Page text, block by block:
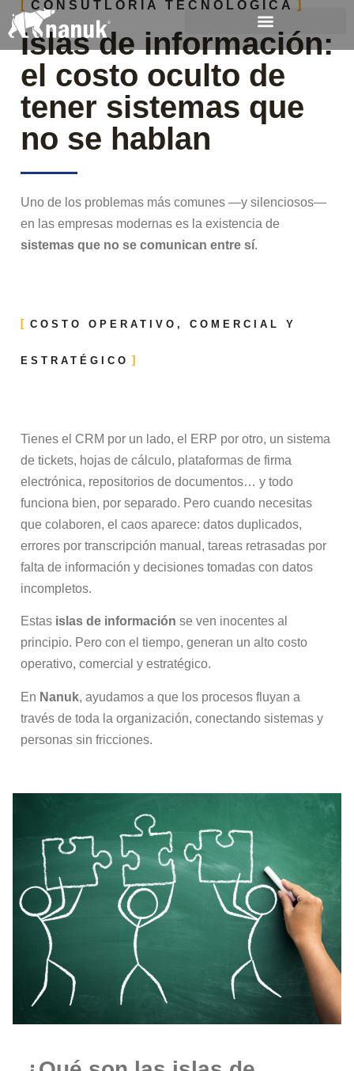
CONSUTLORÍA TECNOLÓGICA
Islas de información:
el costo oculto de
tener sistemas que
no se hablan
Uno de los problemas más comunes —y silenciosos—
en las empresas modernas es la existencia de
sistemas que no se comunican entre sí.
COSTO OPERATIVO, COMERCIAL Y
ESTRATÉGICO
Tienes el CRM por un lado, el ERP por otro, un sistema
de tickets, hojas de cálculo, plataformas de firma
electrónica, repositorios de documentos… y todo
funciona bien, por separado. Pero cuando necesitas
que colaboren, el caos aparece: datos duplicados,
errores por transcripción manual, tareas retrasadas por
falta de información y decisiones tomadas con datos
incompletos.
Estas islas de información se ven inocentes al
principio. Pero con el tiempo, generan un alto costo
operativo, comercial y estratégico.
En Nanuk, ayudamos a que los procesos fluyan a
través de toda la organización, conectando sistemas y
personas sin fricciones.